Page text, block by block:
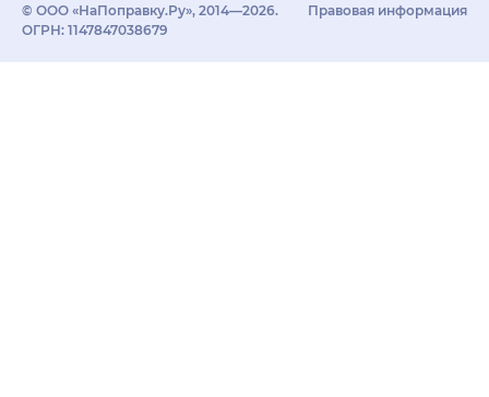
© ООО «НаПоправку.Ру», 2014—2026.
ОГРН: 1147847038679
Правовая информация